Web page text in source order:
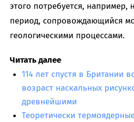
этого потребуется,
период, сопровождающийся
геологическими процессами.
Читать далее
114 лет спустя в Британии
возраст наскальных
древнейшими
Теоретически